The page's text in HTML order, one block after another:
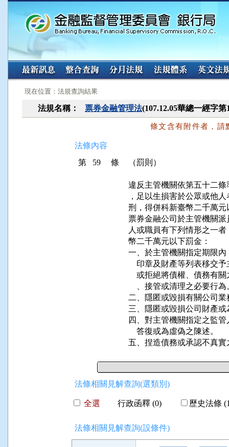
:::
現在位置：法規查詢結果
法規名稱： 票券金融管理法(107.12.05華總一經字
條文含有附件者，請
法條內容
第 59 條
（罰則）
違反主管機關依第五十二
，足以生損害於公眾或他
刑，得併科新臺幣二千萬元
票券金融公司於主管機關
人或職員有下列情形之一
幣二千萬元以下罰金：
一、於主管機關指定期限
印章及財產等列表移交
或拒絕將債權、債務有
、接管或清理之必要行為
二、隱匿或毀損有關公司
三、隱匿或毀損公司財產
四、對主管機關指定之監
    答復或為虛偽之陳述。
五、捏造債務或承認不真實
法條相關見解查詢(選類別)
全選 行政函釋 (0) 歷史法條
法條相關見解查詢(設條件)